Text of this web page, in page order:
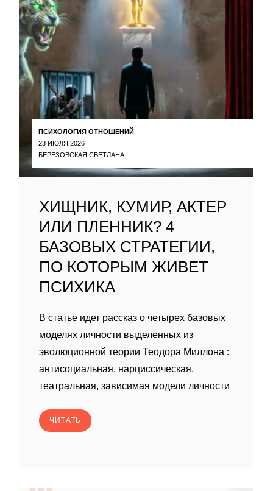
ПСИХОЛОГИЯ ОТНОШЕНИЙ
23 ИЮЛЯ 2026
БЕРЕЗОВСКАЯ СВЕТЛАНА
ХИЩНИК, КУМИР, АКТЕР
ИЛИ ПЛЕННИК? 4
БАЗОВЫХ СТРАТЕГИИ,
ПО КОТОРЫМ ЖИВЕТ
ПСИХИКА
В статье идет рассказ о четырех базовых
моделях личности выделенных из
эволюционной теории Теодора Миллона :
антисоциальная, нарциссическая,
театральная, зависимая модели личности
ЧИТАТЬ